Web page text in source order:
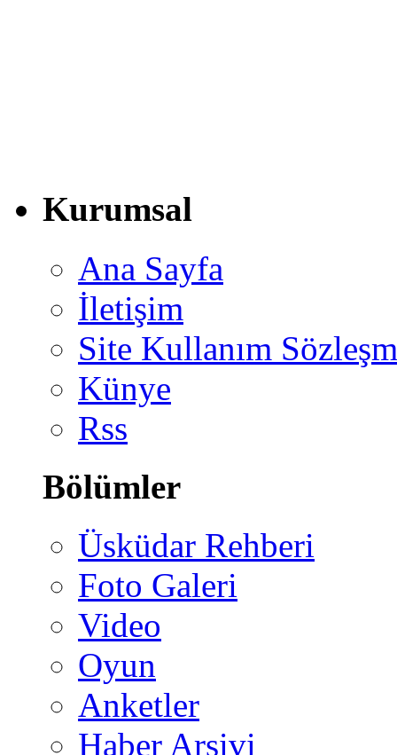
Kurumsal
Ana Sayfa
İletişim
Site Kullanım
Künye
Rss
Bölümler
Üsküdar Rehberi
Foto Galeri
Video
Oyun
Anketler
Haber Arşivi